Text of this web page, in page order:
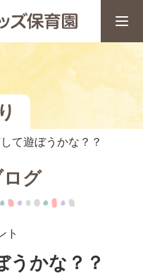
て遊ぼうかな？？
グ
ト
うかな？？